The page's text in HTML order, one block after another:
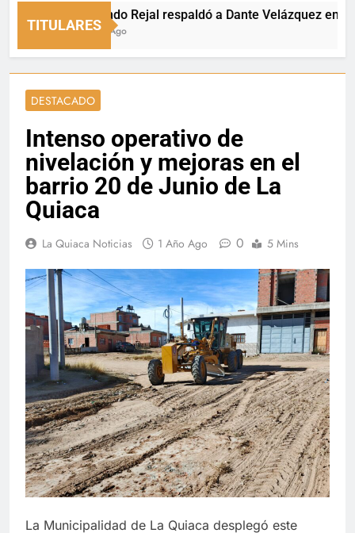
TITULARES
Fernando Rejal respaldó a Dante Velázquez en el
2 Horas Ago
DESTACADO
Intenso operativo de
nivelación y mejoras en el
barrio 20 de Junio de La
Quiaca
La Quiaca Noticias 1 Año Ago 0 5 Mins
La Municipalidad de La Quiaca desplegó este